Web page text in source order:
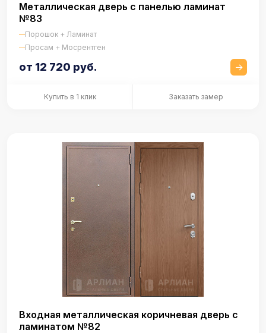
Металлическая дверь с панелью ламинат
№83
Порошок + Ламинат
Просам + Мосрентген
от 12 720 руб.
Купить в 1 клик Заказать замер
Входная металлическая коричневая дверь с
ламинатом №82